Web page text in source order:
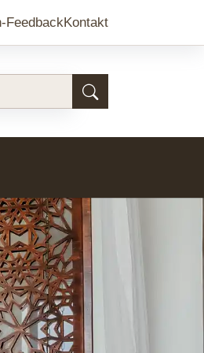
FeedbackKontakt
"PARTNER"